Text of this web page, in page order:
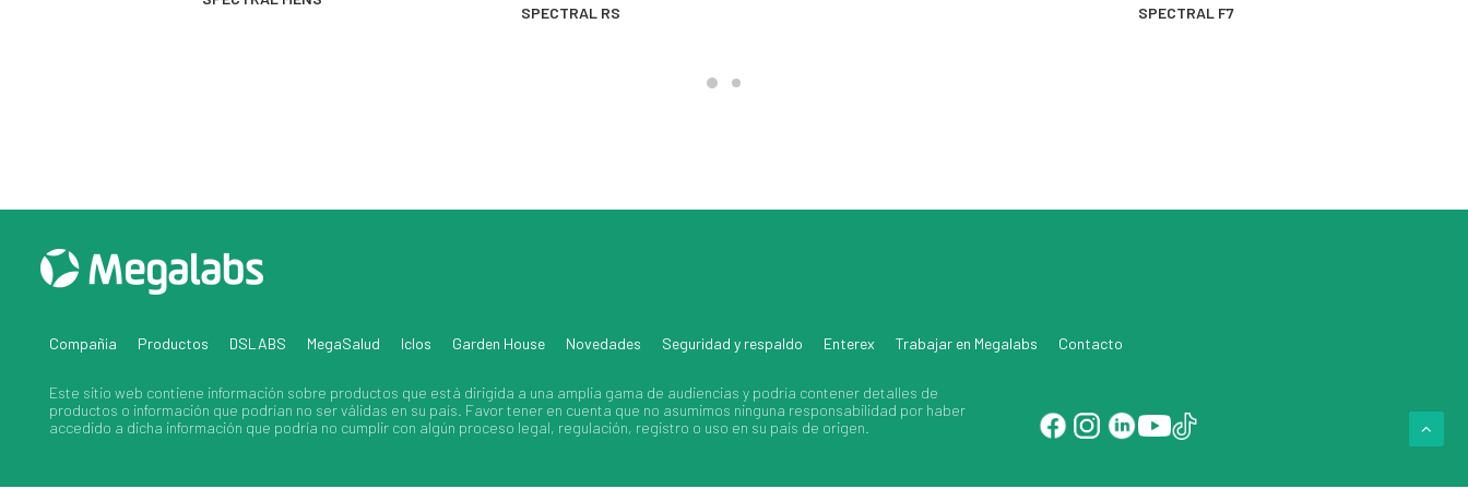
MÁS INFORMACIÓN
SPECTRAL RS MÁS INFORMACIÓN
SPECTRAL F7
Compañia Productos DSLABS MegaSalud Iclos Garden House Novedades Seguridad y respaldo Enterex Trabajar en Megalabs Contacto
Este sitio web contiene información sobre productos que está dirigida a una amplia gama de audiencias y podría contener detalles de
productos o información que podrían no ser válidas en su país. Favor tener en cuenta que no asumimos ninguna responsabilidad por haber
accedido a dicha información que podría no cumplir con algún proceso legal, regulación, registro o uso en su país de origen.